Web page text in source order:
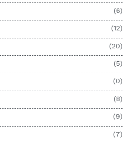
(6)
(12)
(20)
(5)
(0)
(8)
(9)
(7)